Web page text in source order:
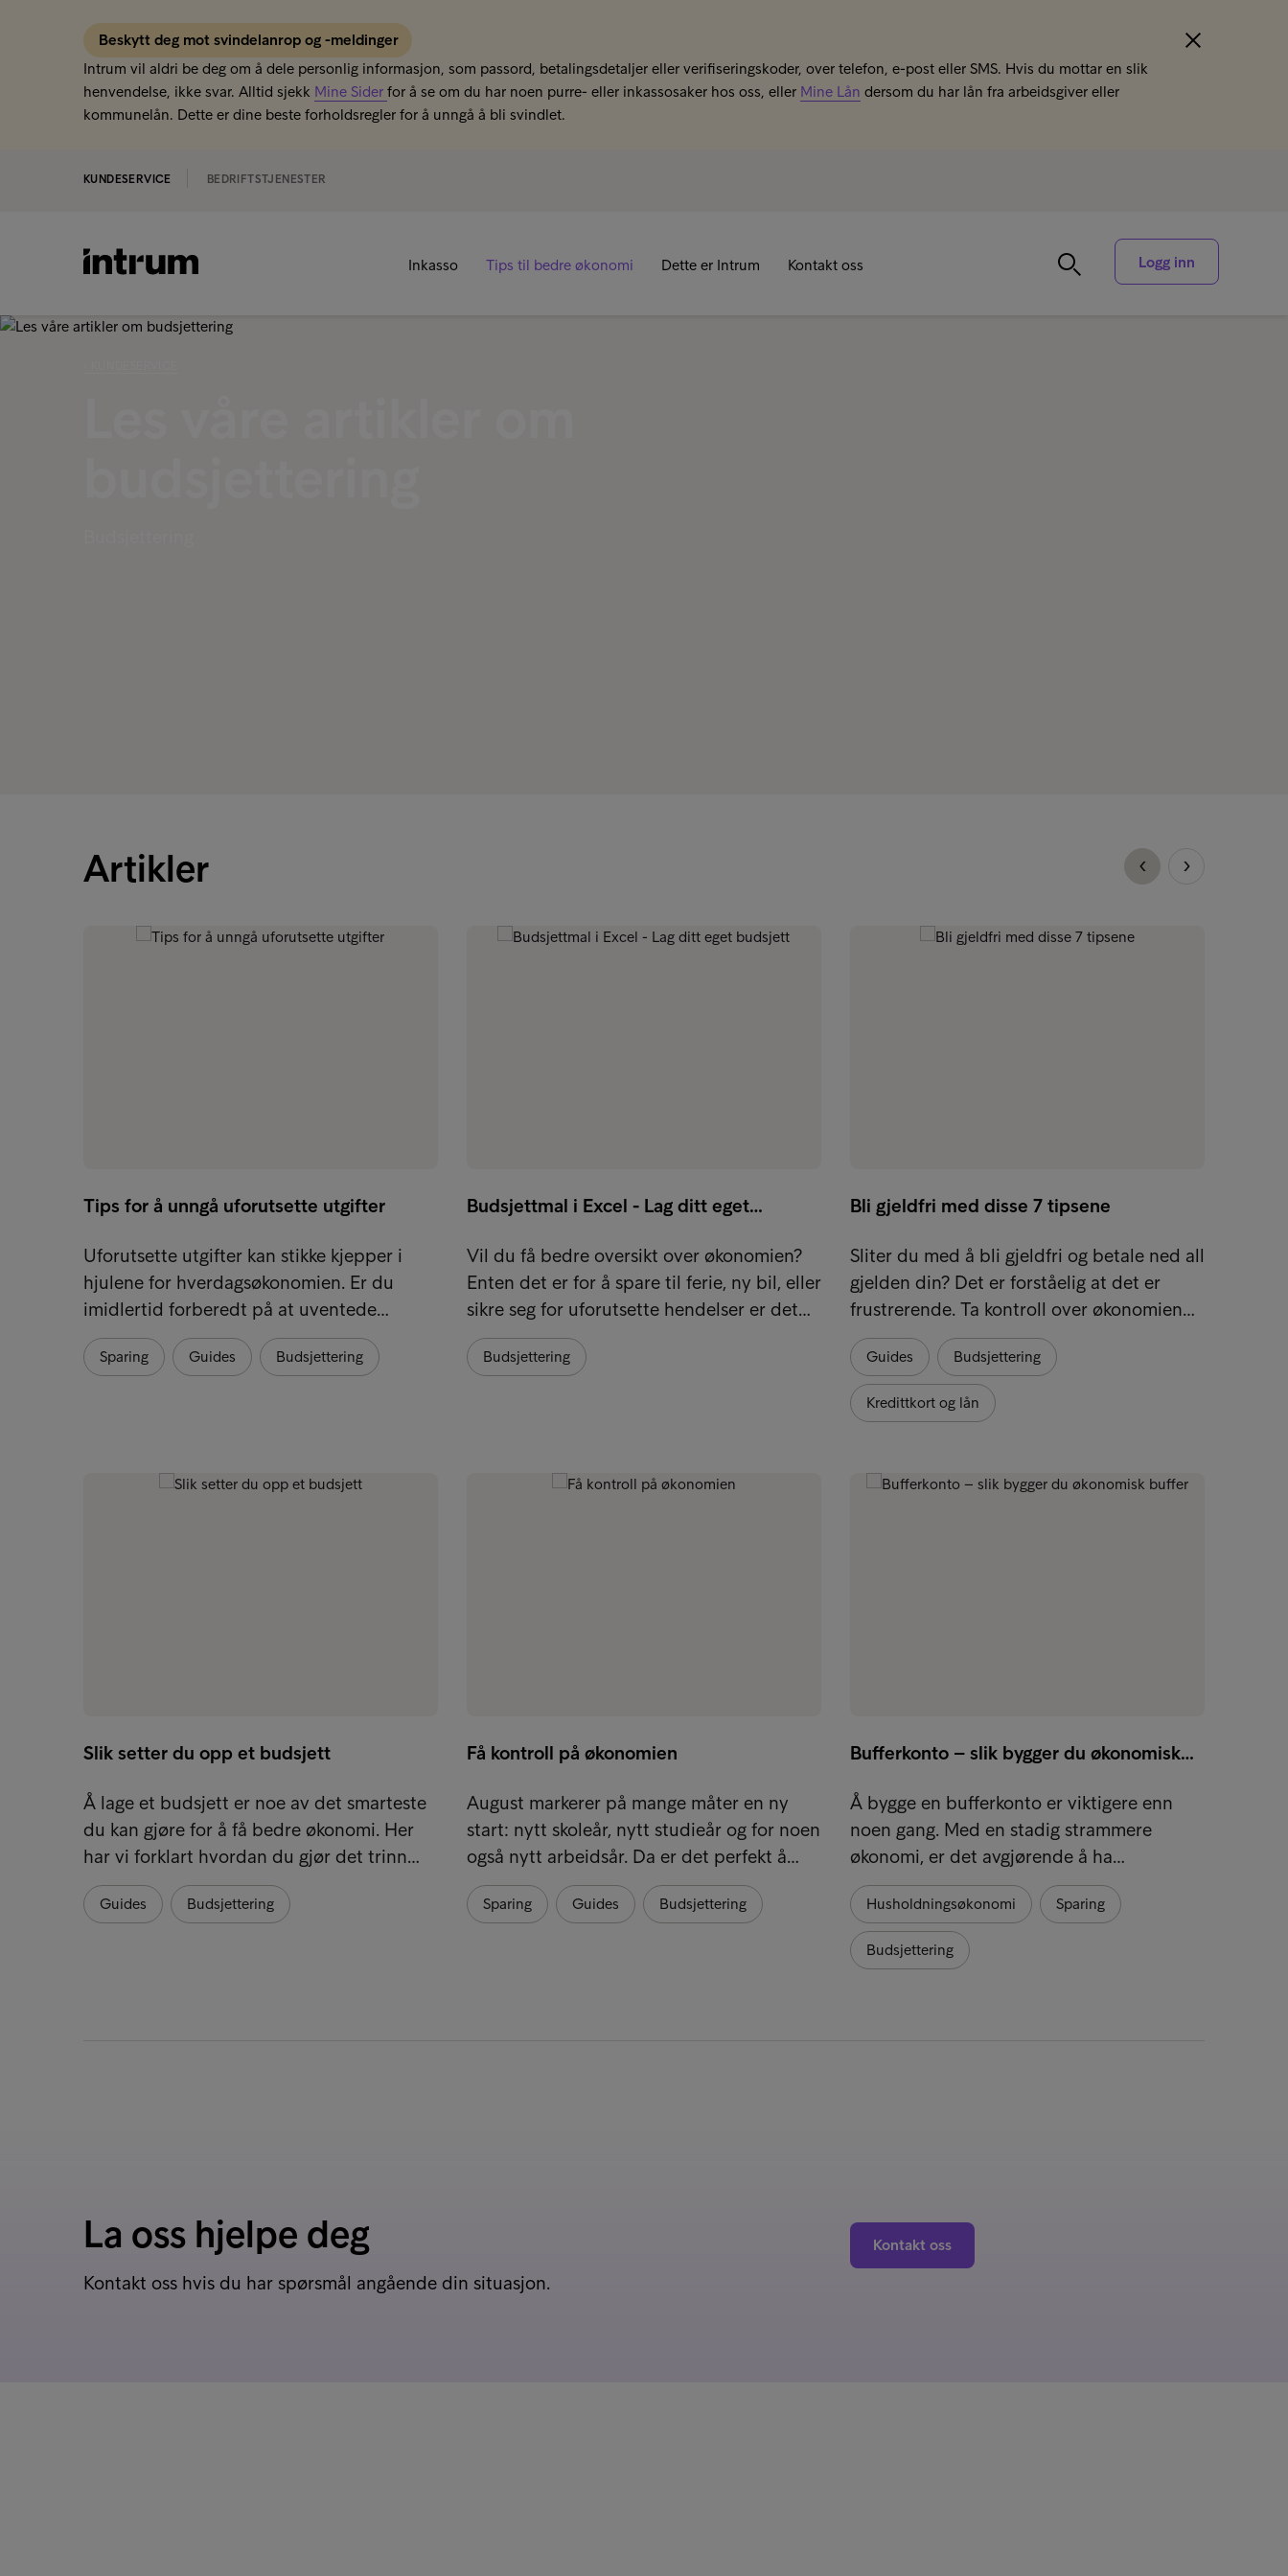
Beskytt deg mot svindelanrop og -meldinger
Intrum vil aldri be deg om å dele personlig informasjon, som passord, betalingsdetaljer eller verifiseringskoder, over telefon, e-post eller SMS. Hvis du mottar en slik
henvendelse, ikke svar. Alltid sjekk Mine Sider for å se om du har noen purre- eller inkassosaker hos oss, eller Mine Lån dersom du har lån fra arbeidsgiver eller
kommunelån. Dette er dine beste forholdsregler for å unngå å bli svindlet.
KUNDESERVICE BEDRIFTSTJENESTER
Inkasso Tips til bedre økonomi Dette er Intrum Kontakt oss Logg inn
Artikler
Tips for å unngå uforutsette utgifter
Uforutsette utgifter kan stikke kjepper i
hjulene for hverdagsøkonomien. Er du
imidlertid forberedt på at uventede…
Sparing Guides Budsjettering
Budsjettmal i Excel - Lag ditt eget…
Vil du få bedre oversikt over økonomien?
Enten det er for å spare til ferie, ny bil, eller
sikre seg for uforutsette hendelser er det…
Budsjettering
Bli gjeldfri med disse 7 tipsene
Sliter du med å bli gjeldfri og betale ned all
gjelden din? Det er forståelig at det er
frustrerende. Ta kontroll over økonomien…
Guides Budsjettering
Kredittkort og lån
Slik setter du opp et budsjett
Å lage et budsjett er noe av det smarteste
du kan gjøre for å få bedre økonomi. Her
har vi forklart hvordan du gjør det trinn…
Guides Budsjettering
Få kontroll på økonomien
August markerer på mange måter en ny
start: nytt skoleår, nytt studieår og for noen
også nytt arbeidsår. Da er det perfekt å…
Sparing Guides Budsjettering
Bufferkonto – slik bygger du økonomisk…
Å bygge en bufferkonto er viktigere enn
noen gang. Med en stadig strammere
økonomi, er det avgjørende å ha…
Husholdningsøkonomi Sparing
Budsjettering
La oss hjelpe deg
Kontakt oss hvis du har spørsmål angående din situasjon.
Kontakt oss